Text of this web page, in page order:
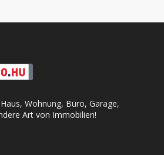
Wohnung, Büro, Garage,
Art von Immobilien!